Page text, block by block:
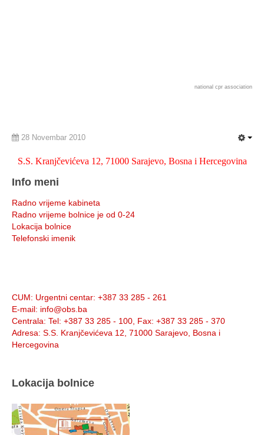
national cpr association
28 Novembar 2010
S.S. Kranjčevićeva 12, 71000 Sarajevo, Bosna i Hercegovina
Info meni
Radno vrijeme kabineta
Radno vrijeme bolnice je od 0-24
Lokacija bolnice
Telefonski imenik
CUM: Urgentni centar: +387 33 285 - 261
E-mail: info@obs.ba
Centrala: Tel: +387 33 285 - 100, Fax: +387 33 285 - 370
Adresa: S.S. Kranjčevićeva 12, 71000 Sarajevo, Bosna i
Hercegovina
Lokacija bolnice